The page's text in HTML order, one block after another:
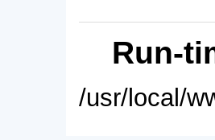
Run-
/usr/local/